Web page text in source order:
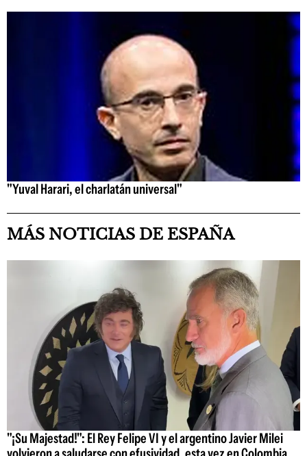
"Yuval Harari, el charlatán universal"
MÁS NOTICIAS DE ESPAÑA
"¡Su Majestad!": El Rey Felipe VI y el argentino Javier Milei